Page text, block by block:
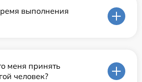
выполнения
меня принять
человек?